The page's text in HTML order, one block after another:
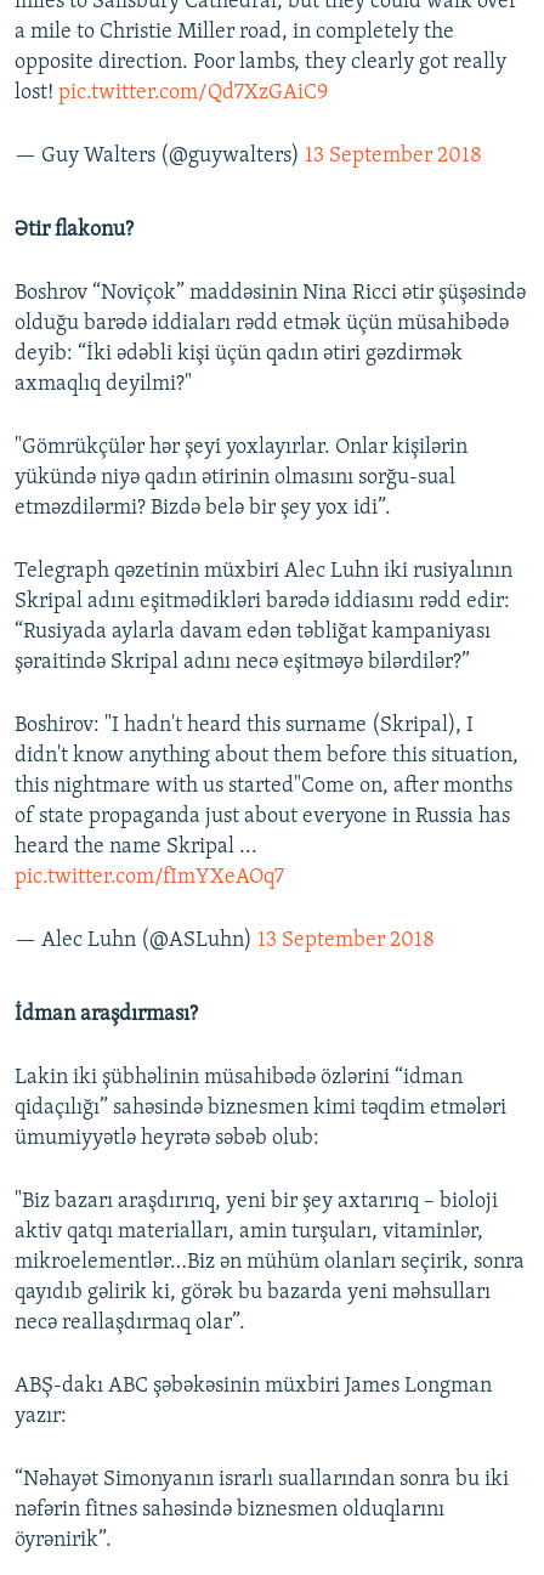
a mile to Christie Miller road, in completely the
opposite direction. Poor lambs, they clearly got really
lost! pic.twitter.com/Qd7XzGAiC9
— Guy Walters (@guywalters) 13 September 2018
Ətir flakonu?
Boshrov “Noviçok” maddəsinin Nina Ricci ətir şüşəsində
olduğu barədə iddiaları rədd etmək üçün müsahibədə
deyib: “İki ədəbli kişi üçün qadın ətiri gəzdirmək
axmaqlıq deyilmi?"
"Gömrükçülər hər şeyi yoxlayırlar. Onlar kişilərin
yükündə niyə qadın ətirinin olmasını sorğu-sual
etməzdilərmi? Bizdə belə bir şey yox idi”.
Telegraph qəzetinin müxbiri Alec Luhn iki rusiyalının
Skripal adını eşitmədikləri barədə iddiasını rədd edir:
“Rusiyada aylarla davam edən təbliğat kampaniyası
şəraitində Skripal adını necə eşitməyə bilərdilər?”
Boshirov: "I hadn't heard this surname (Skripal), I
didn't know anything about them before this situation,
this nightmare with us started"Come on, after months
of state propaganda just about everyone in Russia has
heard the name Skripal ...
pic.twitter.com/fImYXeAOq7
— Alec Luhn (@ASLuhn) 13 September 2018
İdman araşdırması?
Lakin iki şübhəlinin müsahibədə özlərini “idman
qidaçılığı” sahəsində biznesmen kimi təqdim etmələri
ümumiyyətlə heyrətə səbəb olub:
"Biz bazarı araşdırırıq, yeni bir şey axtarırıq – bioloji
aktiv qatqı materialları, amin turşuları, vitaminlər,
mikroelementlər…Biz ən mühüm olanları seçirik, sonra
qayıdıb gəlirik ki, görək bu bazarda yeni məhsulları
necə reallaşdırmaq olar”.
ABŞ-dakı ABC şəbəkəsinin müxbiri James Longman
yazır:
“Nəhayət Simonyanın israrlı suallarından sonra bu iki
nəfərin fitnes sahəsində biznesmen olduqlarını
öyrənirik”.